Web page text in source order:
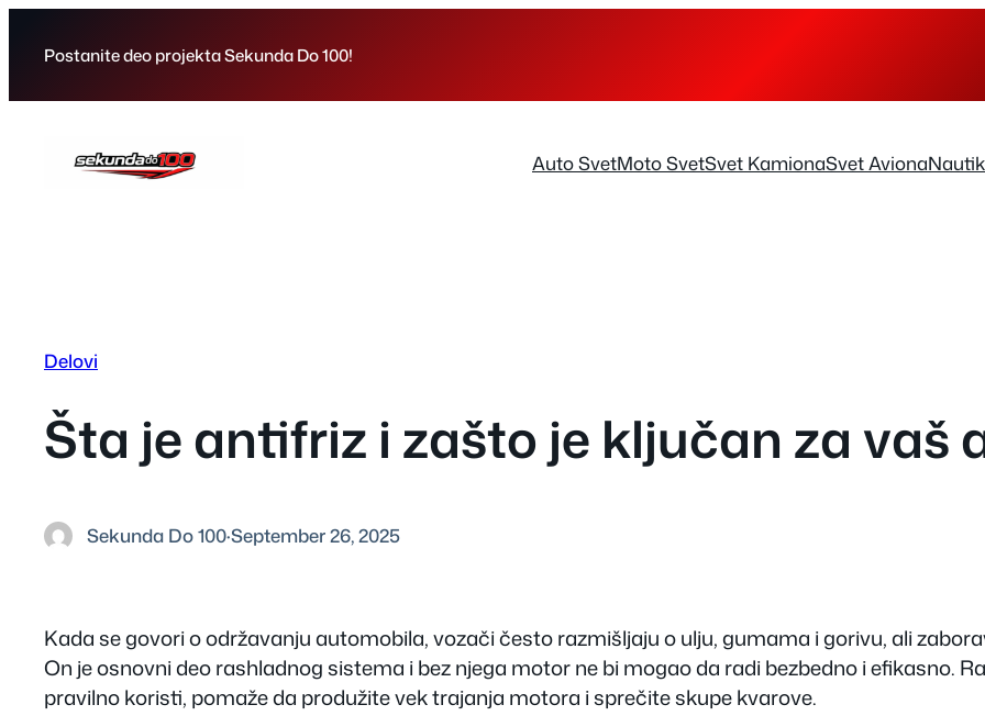
Postanite deo projekta Sekunda Do 100!
Auto SvetMoto SvetSvet KamionaSvet Aviona
Delovi
Šta je antifriz i zašto je ključan za vaš
Sekunda Do 100·September 26, 2025
Kada se govori o održavanju automobila, vozači često razmišljaju o ulju, gumama i gorivu, ali
On je osnovni deo rashladnog sistema i bez njega motor ne bi mogao da radi bezbedno i efikasno.
pravilno koristi, pomaže da produžite vek trajanja motora i sprečite skupe kvarove.